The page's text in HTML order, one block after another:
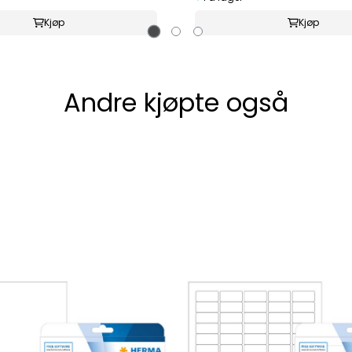
Kjøp
Kjøp
Andre kjøpte også